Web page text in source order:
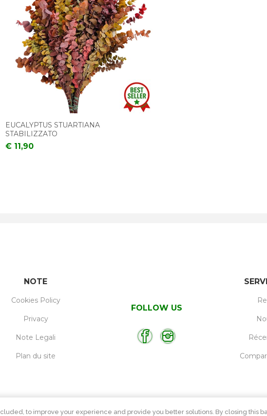
EUCALYPTUS STUARTIANA
STABILIZZATO
€ 11,90
FOLLOW US
NOTE
Cookies Policy
Privacy
Note Legali
Plan du site
to improve your experience and provide you better solutions. By closing this